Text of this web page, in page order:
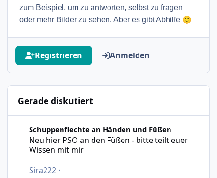
zum Beispiel, um zu antworten, selbst zu fragen
oder mehr Bilder zu sehen. Aber es gibt Abhilfe 🙂
Registrieren Anmelden
Gerade diskutiert
Schuppenflechte an Händen und Füßen
Neu hier PSO an den Füßen - bitte teilt euer
Wissen mit mir
Sira222 ·